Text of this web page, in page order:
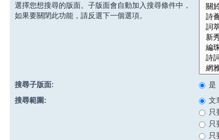
選擇您想搜尋的版面。子版面會自動加入搜尋條件中，
如果要關閉此功能，請反選下一個選項。
搜尋子版面:
是
搜尋範圍:
文
只
只
只